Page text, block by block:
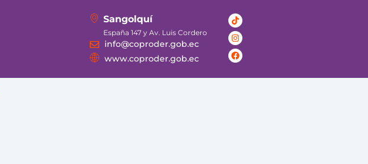
Sangolquí
España 147 y Av. Luis Cordero
info@coproder.gob.ec
www.coproder.gob.ec
Tiktok
Instagram
Facebook